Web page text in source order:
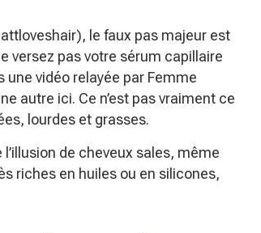
le faux pas majeur est
versez pas votre sérum capillaire
vidéo relayée par Femme
autre ici. Ce n’est pas vraiment ce
lourdes et grasses.
de cheveux sales, même
riches en huiles ou en silicones,